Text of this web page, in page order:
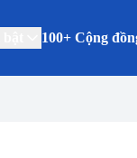
100+ Cộng